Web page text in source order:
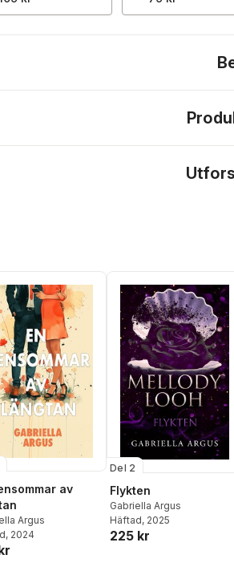
av
Argus
, 2024
Del 2
Flykten
Gabriella Argus
Häftad, 2025
225 kr